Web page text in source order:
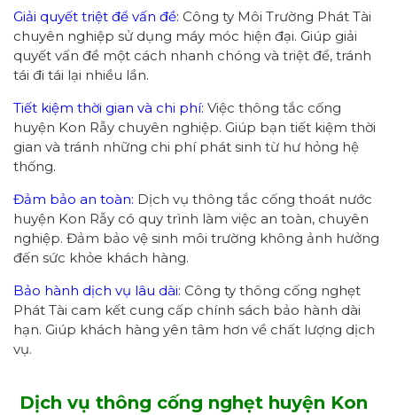
Giải quyết triệt để vấn đề: Công ty Môi Trường Phát Tài
chuyên nghiệp sử dụng máy móc hiện đại. Giúp giải
quyết vấn đề một cách nhanh chóng và triệt để, tránh
tái đi tái lại nhiều lần.
Tiết kiệm thời gian và chi phí: Việc thông tắc cống
huyện Kon Rẫy chuyên nghiệp. Giúp bạn tiết kiệm thời
gian và tránh những chi phí phát sinh từ hư hỏng hệ
thống.
Đảm bảo an toàn: Dịch vụ thông tắc cống thoát nước
huyện Kon Rẫy có quy trình làm việc an toàn, chuyên
nghiệp. Đảm bảo vệ sinh môi trường không ảnh hưởng
đến sức khỏe khách hàng.
Bảo hành dịch vụ lâu dài: Công ty thông cống nghẹt
Phát Tài cam kết cung cấp chính sách bảo hành dài
hạn. Giúp khách hàng yên tâm hơn về chất lượng dịch
vụ.
Dịch vụ thông cống nghẹt huyện Kon